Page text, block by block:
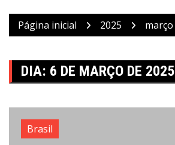
Página inicial 2025 março
DIA: 6 DE MARÇO DE 2025
Brasil